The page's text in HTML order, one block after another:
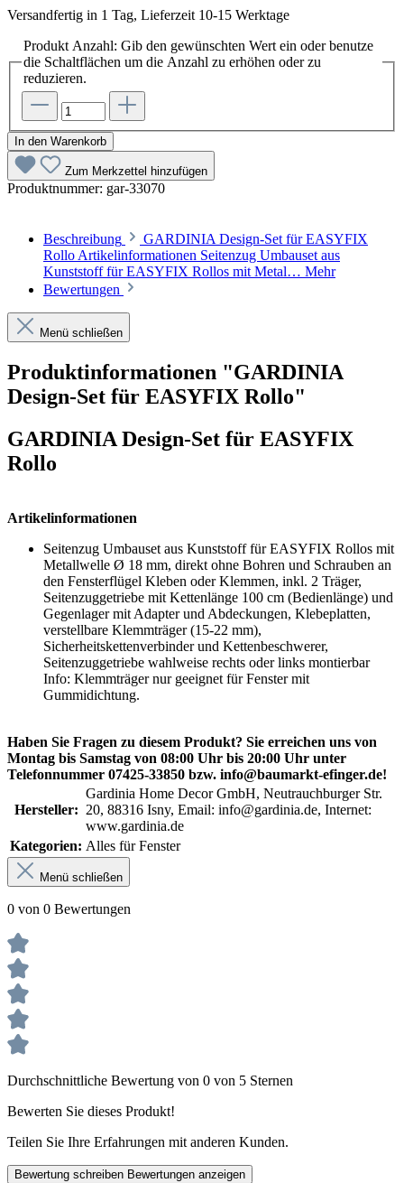
Versandfertig in 1 Tag, Lieferzeit 10-15 Werktage
Produkt Anzahl: Gib den gewünschten Wert ein oder benutze
die Schaltflächen um die Anzahl zu erhöhen oder zu
reduzieren.
In den Warenkorb
Zum Merkzettel hinzufügen
Produktnummer: gar-33070
Beschreibung
GARDINIA Design-Set für EASYFIX
Rollo Artikelinformationen Seitenzug Umbauset aus
Kunststoff für EASYFIX Rollos mit Metal… Mehr
Bewertungen
Menü schließen
Produktinformationen "GARDINIA
Design-Set für EASYFIX Rollo"
GARDINIA Design-Set für EASYFIX
Rollo
Artikelinformationen
Seitenzug Umbauset aus Kunststoff für EASYFIX Rollos mit
Metallwelle Ø 18 mm, direkt ohne Bohren und Schrauben an
den Fensterflügel Kleben oder Klemmen, inkl. 2 Träger,
Seitenzuggetriebe mit Kettenlänge 100 cm (Bedienlänge) und
Gegenlager mit Adapter und Abdeckungen, Klebeplatten,
verstellbare Klemmträger (15-22 mm),
Sicherheitskettenverbinder und Kettenbeschwerer,
Seitenzuggetriebe wahlweise rechts oder links montierbar
Info: Klemmträger nur geeignet für Fenster mit
Gummidichtung.
Haben Sie Fragen zu diesem Produkt? Sie erreichen uns von
Montag bis Samstag von 08:00 Uhr bis 20:00 Uhr unter
Telefonnummer 07425-33850 bzw. info@baumarkt-efinger.de!
Hersteller:
Gardinia Home Decor GmbH, Neutrauchburger Str.
20, 88316 Isny, Email: info@gardinia.de, Internet:
www.gardinia.de
Kategorien: Alles für Fenster
Menü schließen
0 von 0 Bewertungen
Durchschnittliche Bewertung von 0 von 5 Sternen
Bewerten Sie dieses Produkt!
Teilen Sie Ihre Erfahrungen mit anderen Kunden.
Bewertung schreiben Bewertungen anzeigen